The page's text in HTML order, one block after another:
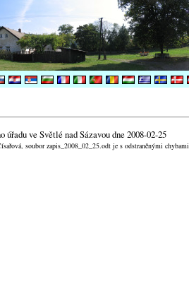
ve Světlé nad Sázavou dne 2008-02-25
soubor zapis_2008_02_25.odt je s odstraněnými